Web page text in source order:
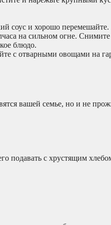
соус и хорошо перемешайте.
на сильном огне. Снимите
блюдо.
с отварными овощами на
вашей семье, но и не
подавать с хрустящим